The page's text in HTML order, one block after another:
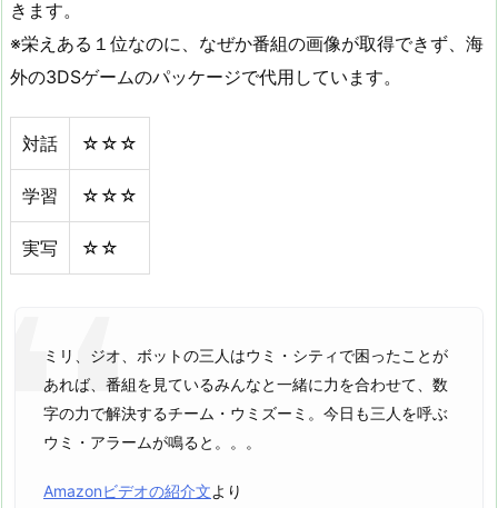
きます。
※栄えある１位なのに、なぜか番組の画像が取得できず、海
外の3DSゲームのパッケージで代用しています。
対話 ☆☆☆
学習 ☆☆☆
実写 ☆☆
ミリ、ジオ、ボットの三人はウミ・シティで困ったことが
あれば、番組を見ているみんなと一緒に力を合わせて、数
字の力で解決するチーム・ウミズーミ。今日も三人を呼ぶ
ウミ・アラームが鳴ると。。。
Amazonビデオの紹介文より